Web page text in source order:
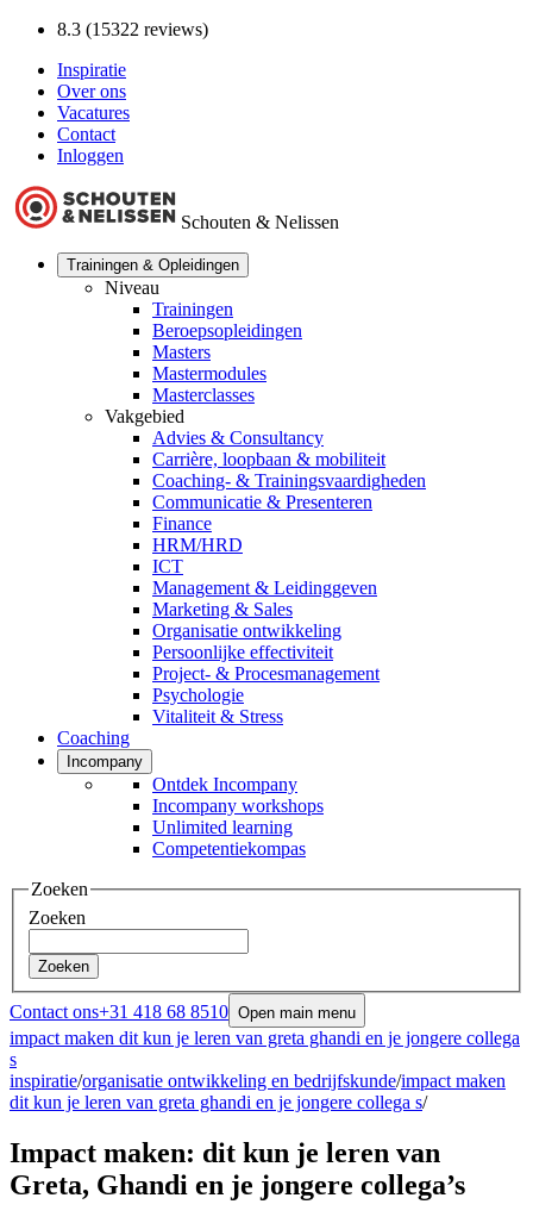
8.3 (15322 reviews)
Inspiratie
Over ons
Vacatures
Contact
Inloggen
Schouten & Nelissen
Trainingen & Opleidingen
Niveau
Trainingen
Beroepsopleidingen
Masters
Mastermodules
Masterclasses
Vakgebied
Advies & Consultancy
Carrière, loopbaan & mobiliteit
Coaching- & Trainingsvaardigheden
Communicatie & Presenteren
Finance
HRM/HRD
ICT
Management & Leidinggeven
Marketing & Sales
Organisatie ontwikkeling
Persoonlijke effectiviteit
Project- & Procesmanagement
Psychologie
Vitaliteit & Stress
Coaching
Incompany
Ontdek Incompany
Incompany workshops
Unlimited learning
Competentiekompas
Zoeken
Zoeken
Zoeken
Contact ons+31 418 68 8510 Open main menu
impact maken dit kun je leren van greta ghandi en je jongere collega
s
inspiratie/organisatie ontwikkeling en bedrijfskunde/impact maken
dit kun je leren van greta ghandi en je jongere collega s/
Impact maken: dit kun je leren van
Greta, Ghandi en je jongere collega’s